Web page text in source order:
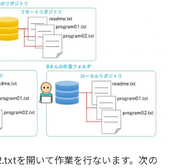
を開いて作業を行ないます。次の